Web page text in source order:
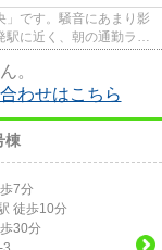
」です。騒音にあまり影
駅に近く、朝の通勤ラッ
。
わせはこちら
棟
7分
徒歩10分
30分